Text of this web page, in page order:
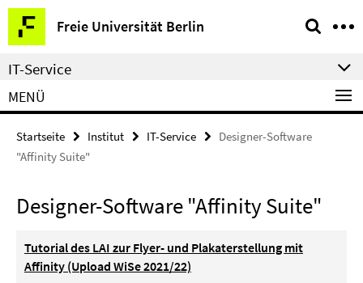
Springe
direkt
zu
Inhalt
Freie Universität Berlin
Service-
Navigation
IT-Service
MENÜ
Startseite Institut IT-Service
Designer-Software
"Affinity Suite"
Designer-Software "Affinity Suite"
Tutorial des LAI zur Flyer- und Plakaterstellung mit
Affinity (Upload WiSe 2021/22)